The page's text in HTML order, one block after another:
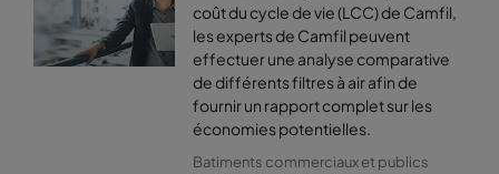
2550 592x287x520-8 ePM2,5 50% M6
2550 287x592x520-4 ePM2,5 50% M6
2550 592x592x370-8 ePM2,5 50%
coût du cycle de vie (LCC) de Camfil,
les experts de Camfil peuvent
effectuer une analyse comparative
de différents filtres à air afin de
fournir un rapport complet sur les
économies potentielles.
Batiments commerciaux et publics